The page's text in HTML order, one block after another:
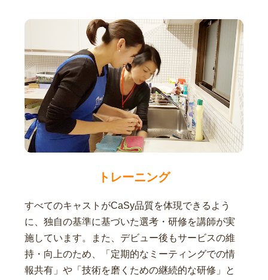
トレーニング
すべてのキャストがCaSy品質を体現できるよう
に、独自の基準に基づいた選考・研修を講師が実
施しています。また、デビュー後もサービスの維
持・向上のため、「定期的なミーティングでの情
報共有」や「技術を磨くための継続的な研修」と